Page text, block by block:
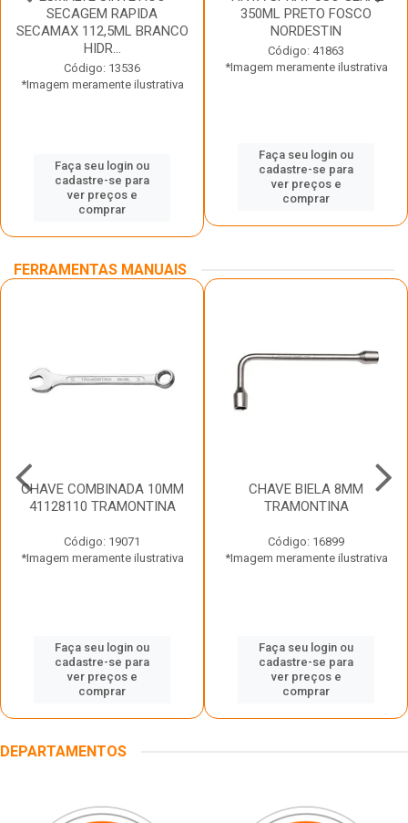
SECAGEM RAPIDA
SECAMAX 112,5ML BRANCO
HIDR...
Código: 13536
*Imagem meramente ilustrativa
Faça seu login ou
cadastre-se para
ver preços e
comprar
350ML PRETO FOSCO
NORDESTIN
Código: 41863
*Imagem meramente ilustrativa
Faça seu login ou
cadastre-se para
ver preços e
comprar
FERRAMENTAS MANUAIS
CHAVE COMBINADA 10MM
41128110 TRAMONTINA
Código: 19071
*Imagem meramente ilustrativa
Faça seu login ou
cadastre-se para
ver preços e
comprar
CHAVE BIELA 8MM
TRAMONTINA
Código: 16899
*Imagem meramente ilustrativa
Faça seu login ou
cadastre-se para
ver preços e
comprar
DEPARTAMENTOS